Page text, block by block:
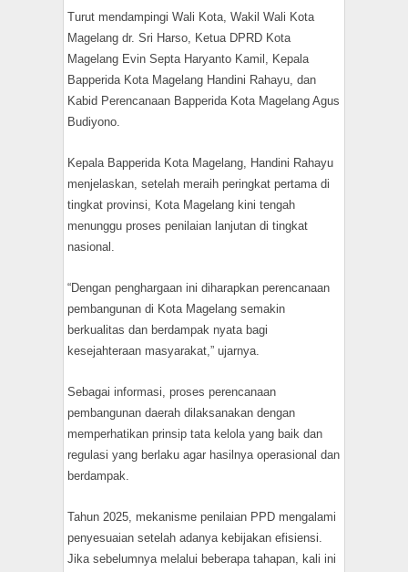
Turut mendampingi Wali Kota, Wakil Wali Kota
Magelang dr. Sri Harso, Ketua DPRD Kota
Magelang Evin Septa Haryanto Kamil, Kepala
Bapperida Kota Magelang Handini Rahayu, dan
Kabid Perencanaan Bapperida Kota Magelang Agus
Budiyono.
Kepala Bapperida Kota Magelang, Handini Rahayu
menjelaskan, setelah meraih peringkat pertama di
tingkat provinsi, Kota Magelang kini tengah
menunggu proses penilaian lanjutan di tingkat
nasional.
“Dengan penghargaan ini diharapkan perencanaan
pembangunan di Kota Magelang semakin
berkualitas dan berdampak nyata bagi
kesejahteraan masyarakat,” ujarnya.
Sebagai informasi, proses perencanaan
pembangunan daerah dilaksanakan dengan
memperhatikan prinsip tata kelola yang baik dan
regulasi yang berlaku agar hasilnya operasional dan
berdampak.
Tahun 2025, mekanisme penilaian PPD mengalami
penyesuaian setelah adanya kebijakan efisiensi.
Jika sebelumnya melalui beberapa tahapan, kali ini